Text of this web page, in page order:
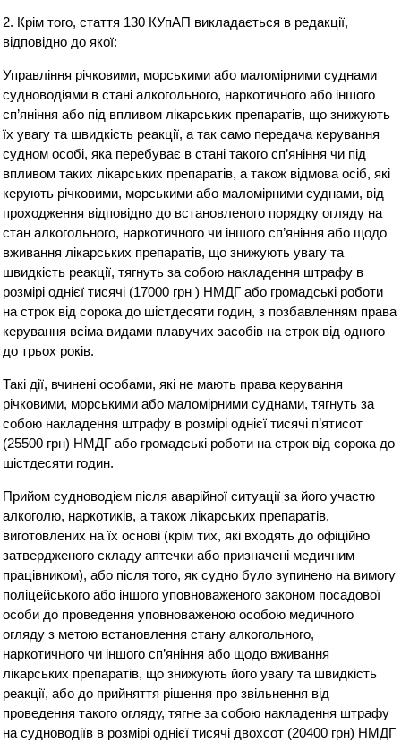
2. Крім того, стаття 130 КУпАП викладається в редакції,
відповідно до якої:
Управління річковими, морськими або маломірними суднами
судноводіями в стані алкогольного, наркотичного або іншого
сп’яніння або під впливом лікарських препаратів, що знижують
їх увагу та швидкість реакції, а так само передача керування
судном особі, яка перебуває в стані такого сп’яніння чи під
впливом таких лікарських препаратів, а також відмова осіб, які
керують річковими, морськими або маломірними суднами, від
проходження відповідно до встановленого порядку огляду на
стан алкогольного, наркотичного чи іншого сп’яніння або щодо
вживання лікарських препаратів, що знижують увагу та
швидкість реакції, тягнуть за собою накладення штрафу в
розмірі однієї тисячі (17000 грн ) НМДГ або громадські роботи
на строк від сорока до шістдесяти годин, з позбавленням права
керування всіма видами плавучих засобів на строк від одного
до трьох років.
Такі дії, вчинені особами, які не мають права керування
річковими, морськими або маломірними суднами, тягнуть за
собою накладення штрафу в розмірі однієї тисячі п’ятисот
(25500 грн) НМДГ або громадські роботи на строк від сорока до
шістдесяти годин.
Прийом судноводієм після аварійної ситуації за його участю
алкоголю, наркотиків, а також лікарських препаратів,
виготовлених на їх основі (крім тих, які входять до офіційно
затвердженого складу аптечки або призначені медичним
працівником), або після того, як судно було зупинено на вимогу
поліцейського або іншого уповноваженого законом посадової
особи до проведення уповноваженою особою медичного
огляду з метою встановлення стану алкогольного,
наркотичного чи іншого сп’яніння або щодо вживання
лікарських препаратів, що знижують його увагу та швидкість
реакції, або до прийняття рішення про звільнення від
проведення такого огляду, тягне за собою накладення штрафу
на судноводіїв в розмірі однієї тисячі двохсот (20400 грн) НМДГ